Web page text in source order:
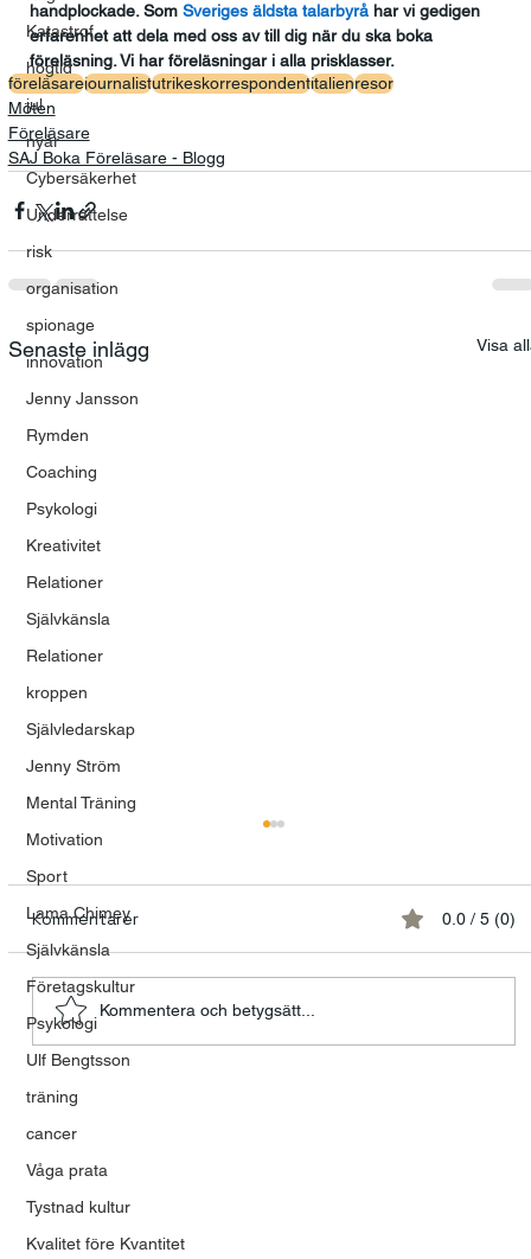
Katastrof
högtid
jul
nyår
Cybersäkerhet
Underrättelse
risk
organisation
spionage
innovation
Jenny Jansson
Rymden
Coaching
Psykologi
Kreativitet
Relationer
Självkänsla
Relationer
kroppen
Självledarskap
Jenny Ström
Mental Träning
Motivation
Sport
Lama Chimey
Självkänsla
Företagskultur
Psykologi
Ulf Bengtsson
träning
cancer
Våga prata
Tystnad kultur
Kvalitet före Kvantitet
handplockade. Som Sveriges äldsta talarbyrå har vi gedigen
erfarenhet att dela med oss av till dig när du ska boka
föreläsning. Vi har föreläsningar i alla prisklasser.
föreläsarejournalistutrikeskorrespondentitalienresor
Möten
Föreläsare
SAJ Boka Föreläsare - Blogg
Senaste inlägg Visa
Talande kvinnor och tystnadens
tyranni
Kommentarer 0.0 / 5 (0)
Kommentera och betygsätt...